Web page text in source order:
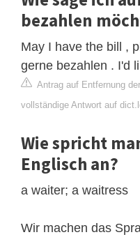
bezahlen
May I have the bill ,
gerne bezahlen . I'd
Antrag auf Entfernung
vollständige Antwort auf
Wie spricht
Englisch an?
a waiter; a waitress
Wir machen das